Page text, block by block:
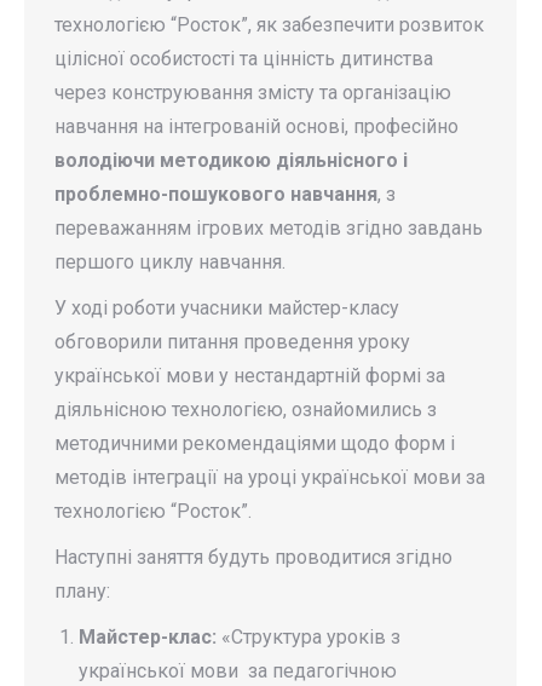
технологією “Росток”, як забезпечити розвиток
цілісної особистості та цінність дитинства
через конструювання змісту та організацію
навчання на інтегрованій основі, професійно
володіючи методикою діяльнісного і
проблемно-пошукового навчання, з
переважанням ігрових методів згідно завдань
першого циклу навчання.
У ході роботи учасники майстер-класу
обговорили питання проведення уроку
української мови у нестандартній формі за
діяльнісною технологією, ознайомились з
методичними рекомендаціями щодо форм і
методів інтеграції на уроці української мови за
технологією “Росток”.
Наступні заняття будуть проводитися згідно
плану:
Майстер-клас: «Структура уроків з
української мови за педагогічною